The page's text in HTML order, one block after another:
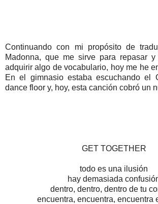
Continuando con mi propósito de
Madonna, que me sirve para repasar
adquirir algo de vocabulario, hoy me he
En el gimnasio estaba escuchando el
dance floor y, hoy, esta canción cobró un
GET TOGETHER
todo es una ilusión
hay demasiada
dentro, dentro, dentro de tu
encuentra, encuentra, encuentra